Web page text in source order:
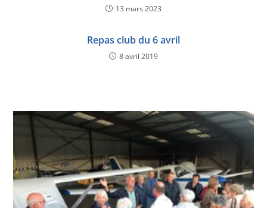
13 mars 2023
Repas club du 6 avril
8 avril 2019